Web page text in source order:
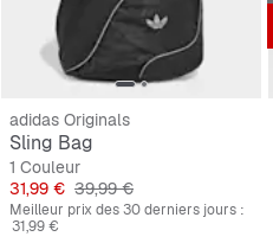
adidas Originals
Sling Bag
1 Couleur
Prix
31,99 € Prix original
39,99 €
Meilleur prix des 30 derniers jours :
31,99 €